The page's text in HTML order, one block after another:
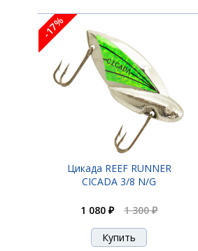
-17%
Цикада REEF RUNNER
CICADA 3/8 N/G
1 080 ₽ 1 300 ₽